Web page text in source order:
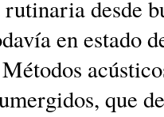
desde
en estado
que